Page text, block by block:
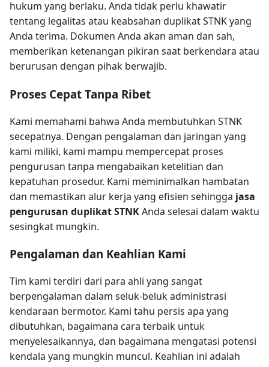
hukum yang berlaku. Anda tidak perlu khawatir
tentang legalitas atau keabsahan duplikat STNK yang
Anda terima. Dokumen Anda akan aman dan sah,
memberikan ketenangan pikiran saat berkendara atau
berurusan dengan pihak berwajib.
Proses Cepat Tanpa Ribet
Kami memahami bahwa Anda membutuhkan STNK
secepatnya. Dengan pengalaman dan jaringan yang
kami miliki, kami mampu mempercepat proses
pengurusan tanpa mengabaikan ketelitian dan
kepatuhan prosedur. Kami meminimalkan hambatan
dan memastikan alur kerja yang efisien sehingga jasa
pengurusan duplikat STNKAnda selesai dalam waktu
sesingkat mungkin.
Pengalaman dan Keahlian Kami
Tim kami terdiri dari para ahli yang sangat
berpengalaman dalam seluk-beluk administrasi
kendaraan bermotor. Kami tahu persis apa yang
dibutuhkan, bagaimana cara terbaik untuk
menyelesaikannya, dan bagaimana mengatasi potensi
kendala yang mungkin muncul. Keahlian ini adalah